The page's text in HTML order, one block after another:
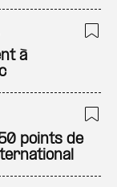
à
points de